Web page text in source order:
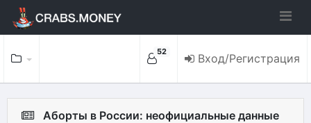
52 Вход/Регистрация
Аборты в России: неофициальные данные